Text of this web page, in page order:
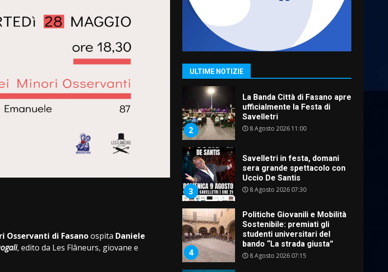
Osservanti di Fasanoospita Daniele
, edito da Les Flâneurs, giovane e
ULTIME NOTIZIE
2 8 Agosto 2026 11:00
3
Savelletri in festa, domani
sera grande spettacolo con
4
Politiche Giovanili e Mobilità
Sostenibile: premiati gli
studenti universitari del
bando “La strada giusta”
8 Agosto 2026 07:15
5
“I Contestatori: Musica di
Rivoluzione”: nuovo
appuntamento con “Fasano in
Banda”
7 Agosto 2026 06:05
6
US Fasano, Scianaro:
“Profonda amarezza per
esclusione dal campionato di
calcio”
7 Agosto 2026 06:00